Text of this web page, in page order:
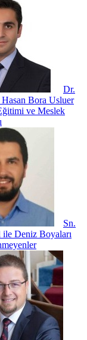
Dr.
Bora Usluer
ve Meslek
Sn.
ile Deniz Boyaları